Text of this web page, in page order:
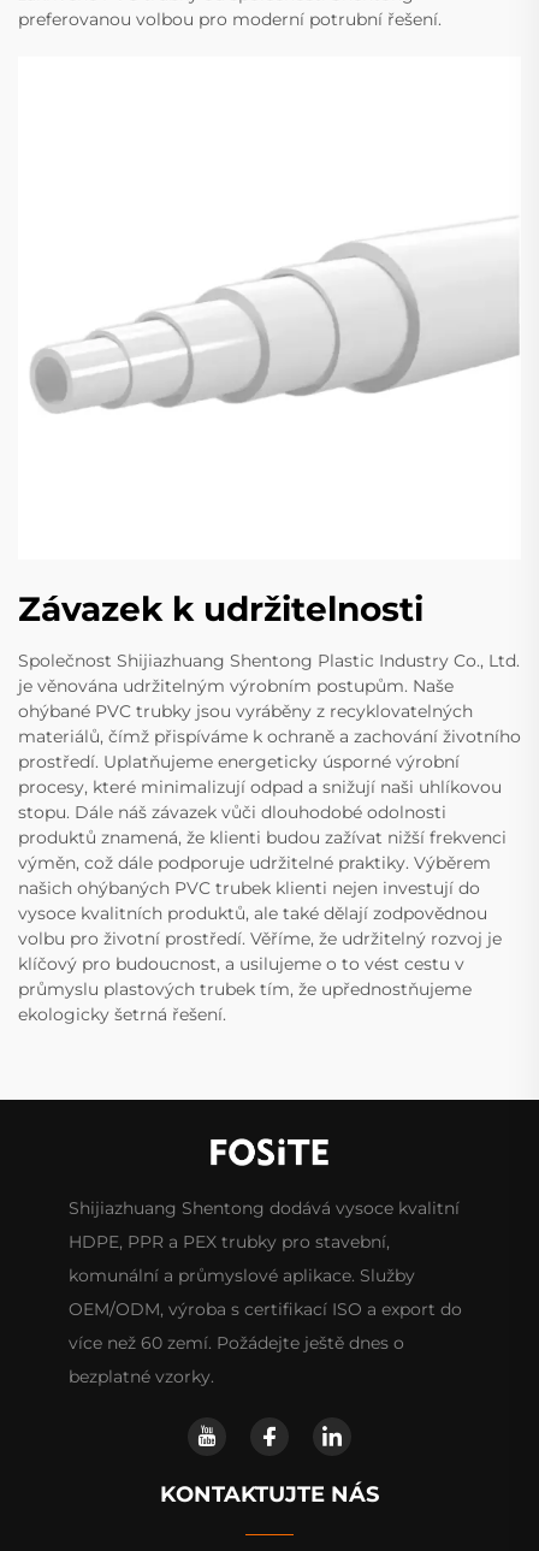
preferovanou volbou pro moderní potrubní řešení.
Závazek k udržitelnosti
Společnost Shijiazhuang Shentong Plastic Industry Co., Ltd.
je věnována udržitelným výrobním postupům. Naše
ohýbané PVC trubky jsou vyráběny z recyklovatelných
materiálů, čímž přispíváme k ochraně a zachování životního
prostředí. Uplatňujeme energeticky úsporné výrobní
procesy, které minimalizují odpad a snižují naši uhlíkovou
stopu. Dále náš závazek vůči dlouhodobé odolnosti
produktů znamená, že klienti budou zažívat nižší frekvenci
výměn, což dále podporuje udržitelné praktiky. Výběrem
našich ohýbaných PVC trubek klienti nejen investují do
vysoce kvalitních produktů, ale také dělají zodpovědnou
volbu pro životní prostředí. Věříme, že udržitelný rozvoj je
klíčový pro budoucnost, a usilujeme o to vést cestu v
průmyslu plastových trubek tím, že upřednostňujeme
ekologicky šetrná řešení.
Shijiazhuang Shentong dodává vysoce kvalitní
HDPE, PPR a PEX trubky pro stavební,
komunální a průmyslové aplikace. Služby
OEM/ODM, výroba s certifikací ISO a export do
více než 60 zemí. Požádejte ještě dnes o
bezplatné vzorky.
KONTAKTUJTE NÁS